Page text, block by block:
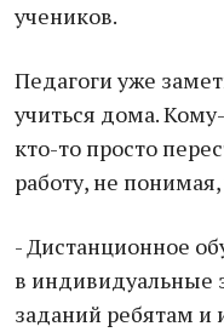
учеников.
Педагоги уже
учиться дома.
кто-то просто
работу, не
- Дистанционное
в индивидуальные
заданий ребятам и